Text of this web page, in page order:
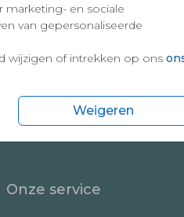
marketing- en sociale
van gepersonaliseerde
wijzigen of intrekken op ons
Weigeren
Onze service